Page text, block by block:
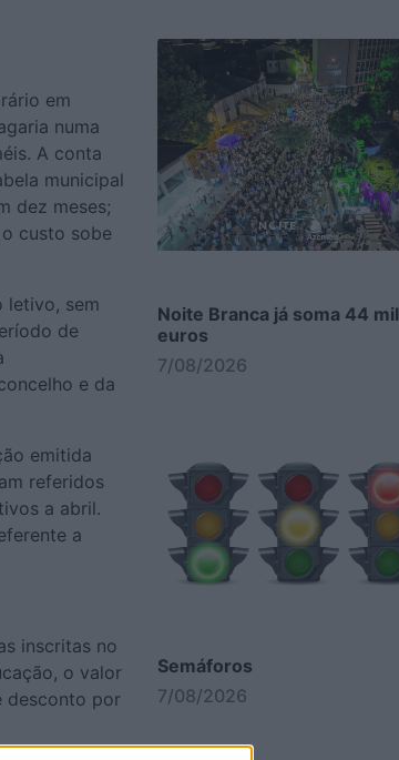
em
numa
A conta
municipal
dez meses;
custo sobe
letivo, sem
de
e da
emitida
referidos
a abril.
a
inscritas no
o valor
desconto por
Noite Branca já soma 44 mil
euros
7/08/2026
Semáforos
7/08/2026